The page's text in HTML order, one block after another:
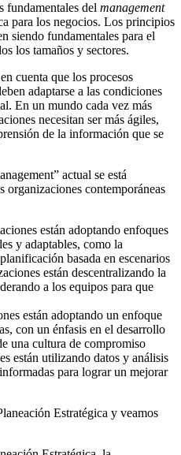
fundamentales del management
para los negocios. Los principios
siendo fundamentales para el
los tamaños y sectores.
cuenta que los procesos
adaptarse a las condiciones
En un mundo cada vez más
necesitan ser más ágiles,
de la información que se
actual se está
organizaciones contemporáneas
están adoptando enfoques
y adaptables, como la
basada en escenarios
están descentralizando la
a los equipos para que
están adoptando un enfoque
con un énfasis en el desarrollo
una cultura de compromiso
están utilizando datos y análisis
para lograr un mejorar
Estratégica y veamos